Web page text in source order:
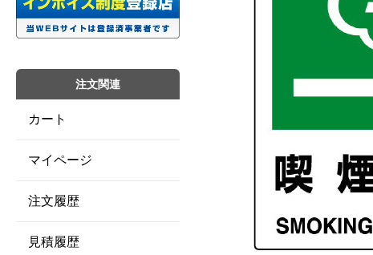
注文関連
カート
マイページ
注文履歴
見積履歴